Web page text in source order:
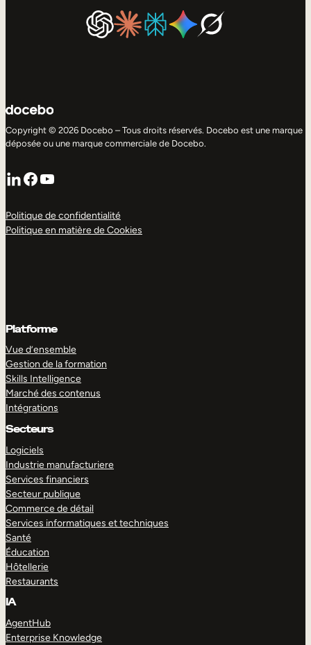
Copyright © 2026 Docebo – Tous droits réservés. Docebo est une marque
déposée ou une marque commerciale de Docebo.
LinkedIn
Facebook
YouTube
Politique de confidentialité
Politique en matière de Cookies
Platforme
Vue d’ensemble
Gestion de la formation
Skills Intelligence
Marché des contenus
Intégrations
Secteurs
Logiciels
Industrie manufacturiere
Services financiers
Secteur publique
Commerce de détail
Services informatiques et techniques
Santé
Éducation
Hôtellerie
Restaurants
IA
AgentHub
Enterprise Knowledge